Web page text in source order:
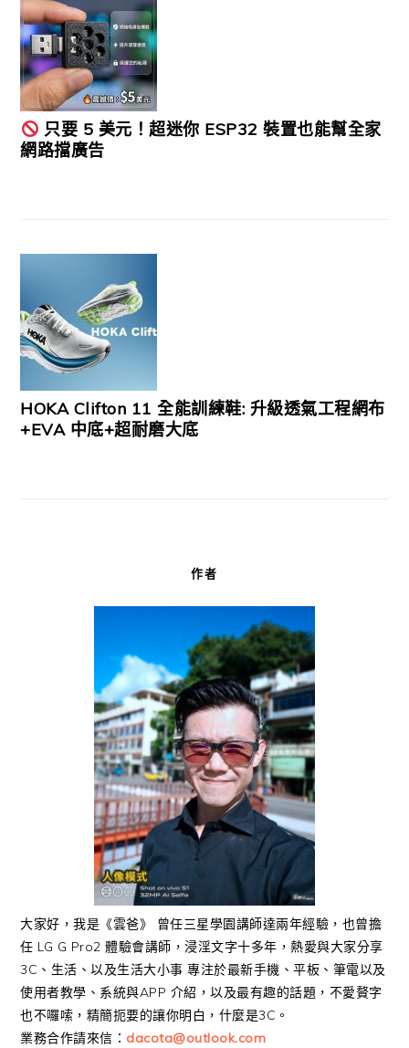
只要 5 美元！超迷你 ESP32 裝置也能幫全家
網路擋廣告
HOKA Clifton 11 全能訓練鞋: 升級透氣工程網布
+EVA 中底+超耐磨大底
作者
大家好，我是《雲爸》 曾任三星學園講師達兩年經驗，也曾擔
任 LG G Pro2 體驗會講師，浸淫文字十多年，熱愛與大家分享
3C、生活、以及生活大小事 專注於最新手機、平板、筆電以及
使用者教學、系統與APP 介紹，以及最有趣的話題，不愛贅字
也不囉嗦，精簡扼要的讓你明白，什麼是3C。
業務合作請來信： dacota@outlook.com